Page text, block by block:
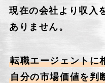
現在の会社より収入
ありません。
転職エージェントに
自分の市場価値を判